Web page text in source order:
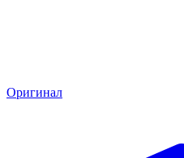
Оригинал